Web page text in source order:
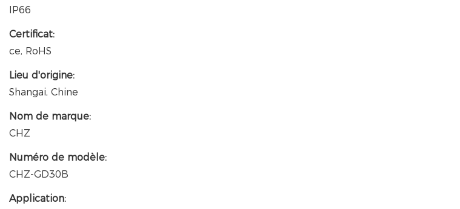
IP66
Certificat:
ce, RoHS
Lieu d'origine:
Shangai, Chine
Nom de marque:
CHZ
Numéro de modèle:
CHZ-GD30B
Application: